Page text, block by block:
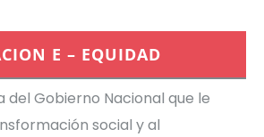
E – EQUIDAD
del Gobierno Nacional que le
social y al